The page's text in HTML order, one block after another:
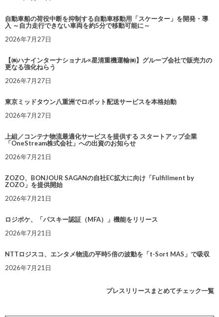
自動車船の荷役中断を抑制する自動車移動用「スケーター」を開発・導
入 ～自力走行できない車両を約5分で移動可能に～
2026年7月27日
【㈱ハナインターナショナル×星清重機運輸㈱】グループ会社で販売力の
更なる強化ねらう
2026年7月27日
東京ミッドタウン八重洲でロボット配送サービスを本格始動
2026年7月27日
上組／コンテナ物流最適化サービスを提供する スタートアップ企業
「OneStream株式会社」への出資のお知らせ
2026年7月21日
ZOZO、BONJOUR SAGANの自社EC拡大に向け「Fulfillment by
ZOZO」を提供開始
2026年7月21日
ロジポケ、「パスキー認証（MFA）」機能をリリース
2026年7月21日
NTTロジスコ、エンタメ物流の平時5倍の波動を「t-Sort MAS」で吸収
2026年7月21日
プレスリリースまとめてチェック一覧